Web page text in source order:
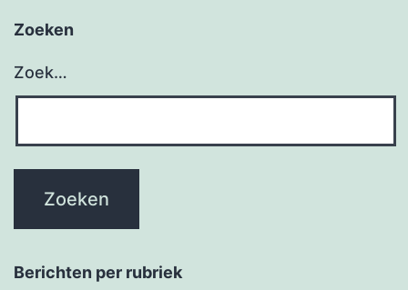
Zoeken
Zoek…
Berichten per rubriek